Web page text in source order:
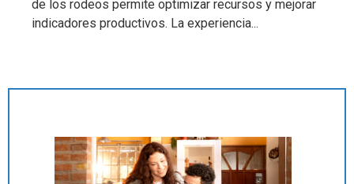
de los rodeos permite optimizar recursos y mejorar
indicadores productivos. La experiencia...